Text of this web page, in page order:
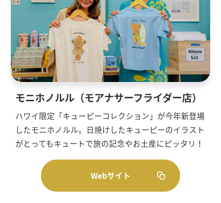
モニホノルル（モアナサーフライダー店）
ハワイ限定「キューピーコレクション」が今年新登場
したモニホノルル。日焼けしたキューピーのイラスト
がとってもキュートで旅の記念やお土産にピッタリ！
Webサイト